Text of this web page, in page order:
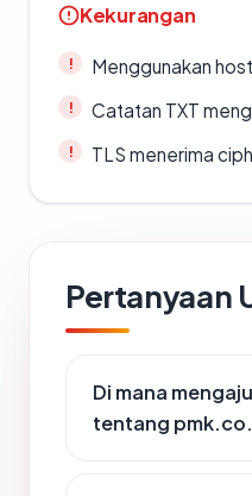
Kekurangan
Menggunakan
Catatan TXT
TLS menerima
Pertanyaan
Di mana
tentang